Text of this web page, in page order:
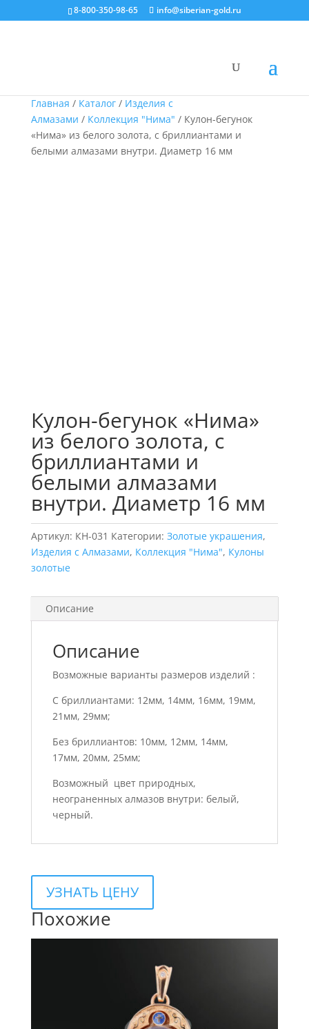
8-800-350-98-65 info@siberian-gold.ru
Главная / Каталог/ Изделия с
Алмазами / Коллекция "Нима" / Кулон-бегунок
«Нима» из белого золота, с бриллиантами и
белыми алмазами внутри. Диаметр 16 мм
Кулон-бегунок «Нима»
из белого золота, с
бриллиантами и
белыми алмазами
внутри. Диаметр 16 мм
Артикул: КН-031 Категории: Золотые украшения,
Изделия с Алмазами, Коллекция "Нима", Кулоны
золотые
Описание
Описание
Возможные варианты размеров изделий :
С бриллиантами: 12мм, 14мм, 16мм, 19мм,
21мм, 29мм;
Без бриллиантов: 10мм, 12мм, 14мм,
17мм, 20мм, 25мм;
Возможный цвет природных,
неограненных алмазов внутри: белый,
черный.
УЗНАТЬ ЦЕНУ
Похожие